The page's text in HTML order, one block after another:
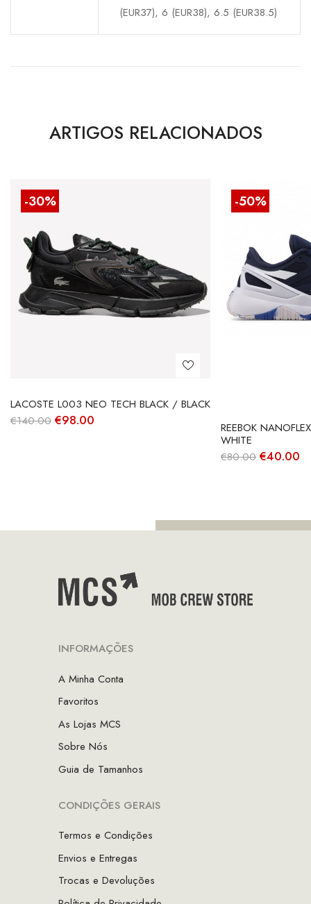
(EUR37), 6 (EUR38), 6.5 (EUR38.5)
ARTIGOS RELACIONADOS
-30%
LACOSTE L003 NEO TECH BLACK / BLACK
€140.00 O
€98.00
-50%
REEBOK
WHITE
€80.00 O
€40.00
INFORMAÇÕES
A Minha Conta
Favoritos
As Lojas MCS
Sobre Nós
Guia de Tamanhos
CONDIÇÕES GERAIS
Termos e Condições
Envios e Entregas
Trocas e Devoluções